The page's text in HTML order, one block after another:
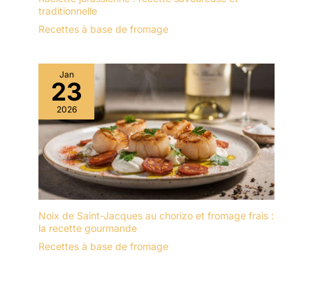
traditionnelle
Recettes à base de fromage
Jan
23
2026
Noix de Saint-Jacques au chorizo et fromage frais :
la recette gourmande
Recettes à base de fromage